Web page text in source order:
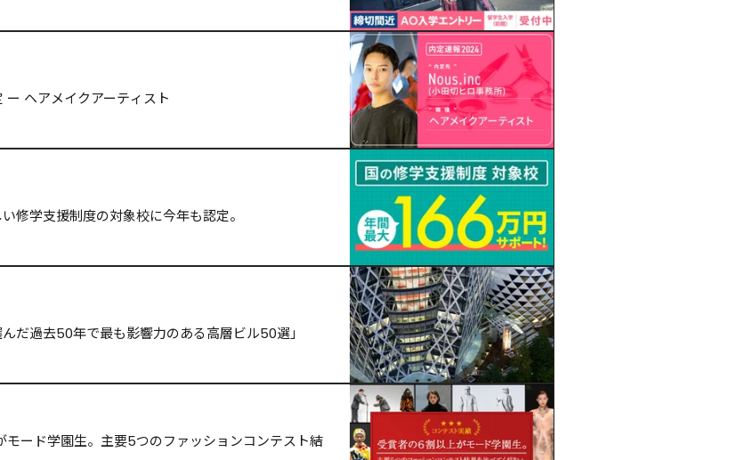
ヘアメイクアーティスト
修学支援制度の対象校に今年も認定。
だ過去50年で最も影響力のある高層ビル50選」
モード学園生。主要5つのファッションコンテスト結